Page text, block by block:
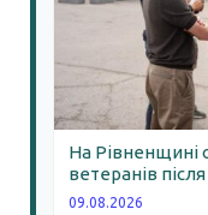
На Рівненщині
ветеранів
09.08.2026